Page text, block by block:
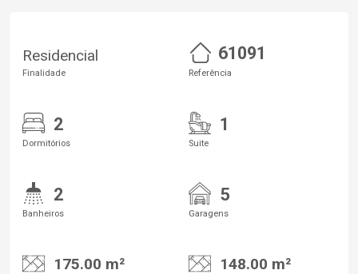
Residencial
Finalidade
61091
Referência
2
Dormitórios
1
Suite
2
Banheiros
5
Garagens
175.00 m² 148.00 m²